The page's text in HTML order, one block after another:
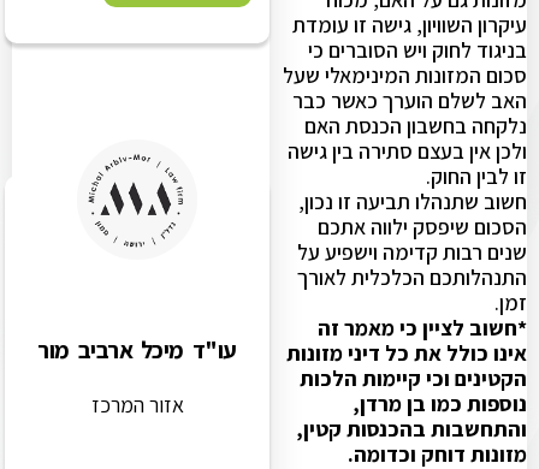
עיקרון השוויון, גישה זו עומדת
בניגוד לחוק ויש הסוברים כי
סכום המזונות המינימאלי שעל
האב לשלם הוערך כאשר כבר
נלקחה בחשבון הכנסת האם
ולכן אין בעצם סתירה בין גישה
זו לבין החוק.
חשוב שתנהלו תביעה זו נכון,
הסכום שיפסק ילווה אתכם
שנים רבות קדימה וישפיע על
התנהלותכם הכלכלית לאורך
זמן.
*חשוב לציין כי מאמר זה
אינו כולל את כל דיני מזונות
הקטינים וכי קיימות הלכות
נוספות כמו בן מרדן,
והתחשבות בהכנסות קטין,
מזונות דוחק וכדומה.
עו"ד מיכל ארביב מור
אזור המרכז